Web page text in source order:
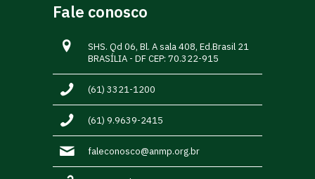
Fale conosco
SHS. Qd 06, Bl. A sala 408, Ed.Brasil 21
BRASÍLIA - DF CEP: 70.322-915
(61) 3321-1200
(61) 9.9639-2415
faleconosco@anmp.org.br